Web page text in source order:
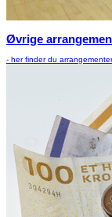
Øvrige
- her finder du